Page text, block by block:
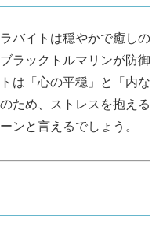
バイトは穏やかで癒しの
ラックトルマリンが防御
は「心の平穏」と「内な
ため、ストレスを抱える
ンと言えるでしょう。